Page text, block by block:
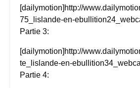
[dailymotion]http://
75_lislande-en-
Partie 3:
[dailymotion]http://
te_lislande-en-
Partie 4: